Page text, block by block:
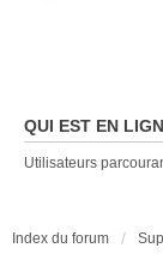
QUI EST EN
Utilisateurs
Index du forum